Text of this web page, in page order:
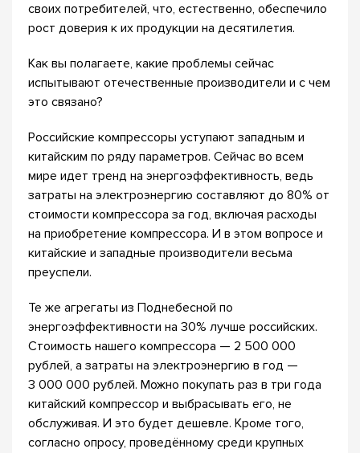
своих потребителей, что, естественно, обеспечило
рост доверия к их продукции на десятилетия.
Как вы полагаете, какие проблемы сейчас
испытывают отечественные производители и с чем
это связано?
Российские компрессоры уступают западным и
китайским по ряду параметров. Сейчас во всем
мире идет тренд на энергоэффективность, ведь
затраты на электроэнергию составляют до 80% от
стоимости компрессора за год, включая расходы
на приобретение компрессора. И в этом вопросе и
китайские и западные производители весьма
преуспели.
Те же агрегаты из Поднебесной по
энергоэффективности на 30% лучше российских.
Стоимость нашего компрессора — 2 500 000
рублей, а затраты на электроэнергию в год —
3 000 000 рублей. Можно покупать раз в три года
китайский компрессор и выбрасывать его, не
обслуживая. И это будет дешевле. Кроме того,
согласно опросу, проведённому среди крупных